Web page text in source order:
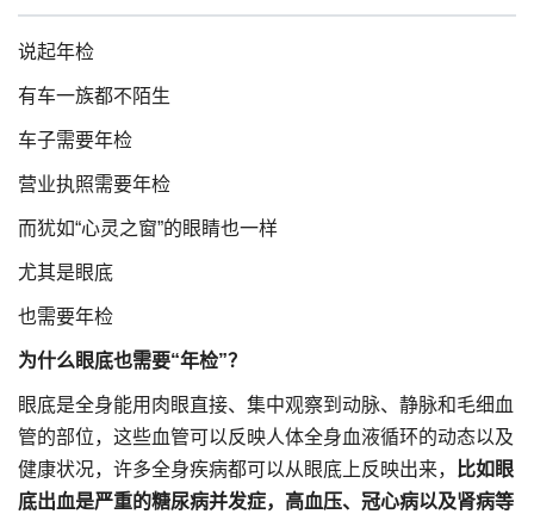
说起年检
有车一族都不陌生
车子需要年检
营业执照需要年检
而犹如“心灵之窗”的眼睛也一样
尤其是眼底
也需要年检
为什么眼底也需要“年检”？
眼底是全身能用肉眼直接、集中观察到动脉、静脉和毛细血
管的部位，这些血管可以反映人体全身血液循环的动态以及
健康状况，许多全身疾病都可以从眼底上反映出来，
比如眼
底出血是严重的糖尿病并发症，高血压、冠心病以及肾病等